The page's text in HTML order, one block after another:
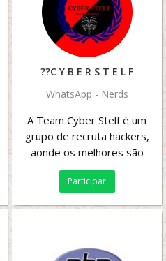
??C Y B E R S T E L F
WhatsApp - Nerds
A Team Cyber Stelf é um
grupo de recruta hackers,
aonde os melhores são
recrutados para a oficial, o
grupo é pequeno...
Participar